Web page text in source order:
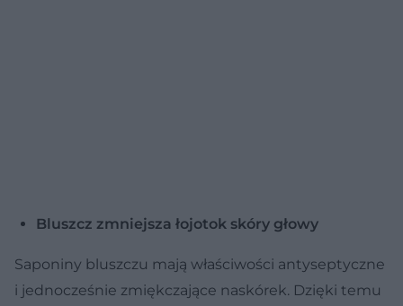
Bluszcz zmniejsza łojotok skóry głowy
Saponiny bluszczu mają właściwości antyseptyczne
i jednocześnie zmiękczające naskórek. Dzięki temu